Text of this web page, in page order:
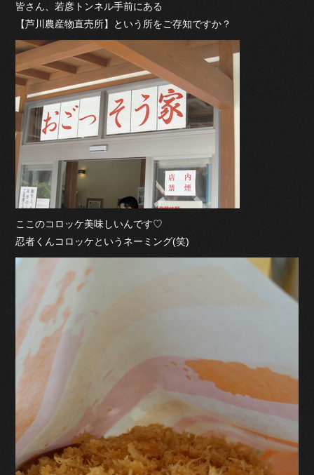
皆さん、若彦トンネル手前にある
【芦川農産物直売所】という所をご存知ですか？
ここのコロッケ美味しいんです♡
忍者くんコロッケというネーミング(笑)